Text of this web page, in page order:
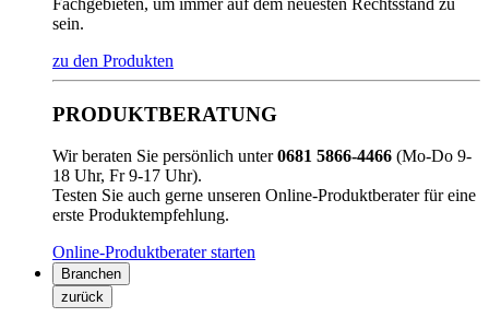
sein.
zu den Produkten
PRODUKTBERATUNG
Wir beraten Sie persönlich unter0681 5866-4466 (Mo-Do 9-
18 Uhr, Fr 9-17 Uhr).
Testen Sie auch gerne unseren Online-Produktberater für eine
erste Produktempfehlung.
Online-Produktberater starten
Branchen
zurück